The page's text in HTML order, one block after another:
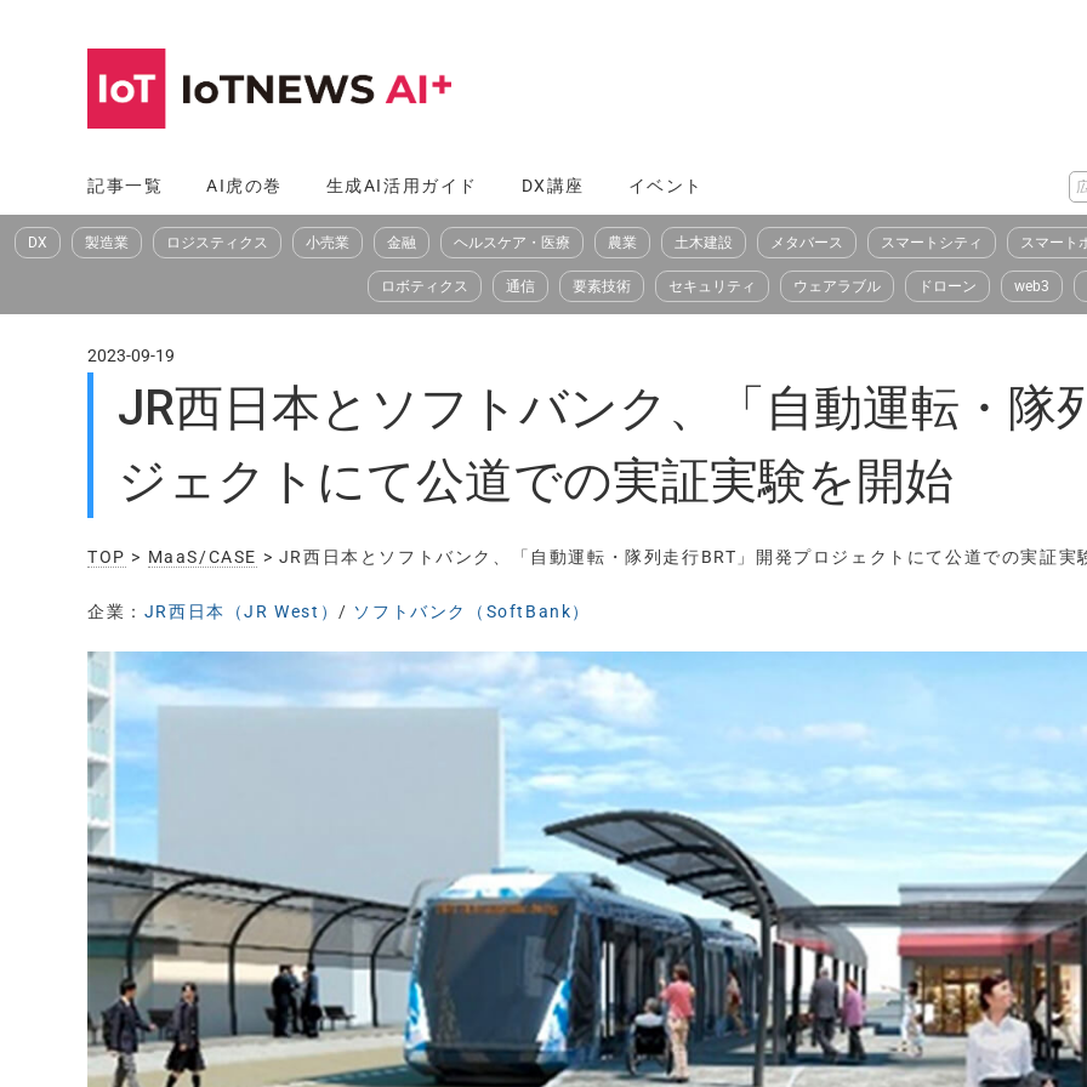
へ
ス
記事一覧 AI虎の巻 生成AI活用ガイド DX講座 イベント
DX 製造業 ロジスティクス 小売業 金融 ヘルスケア・医療 農業 土木建設 メタバース スマートシティ スマート
ロボティクス 通信 要素技術 セキュリティ ウェアラブル ドローン web3
2023-09-19
JR西日本とソフトバンク、「自動運転・隊
ジェクトにて公道での実証実験を開始
TOP > MaaS/CASE > JR西日本とソフトバンク、「自動運転・隊列走行BRT」開発プロジェクトにて公道での実証実
企業： JR西日本（JR West） / ソフトバンク（SoftBank）